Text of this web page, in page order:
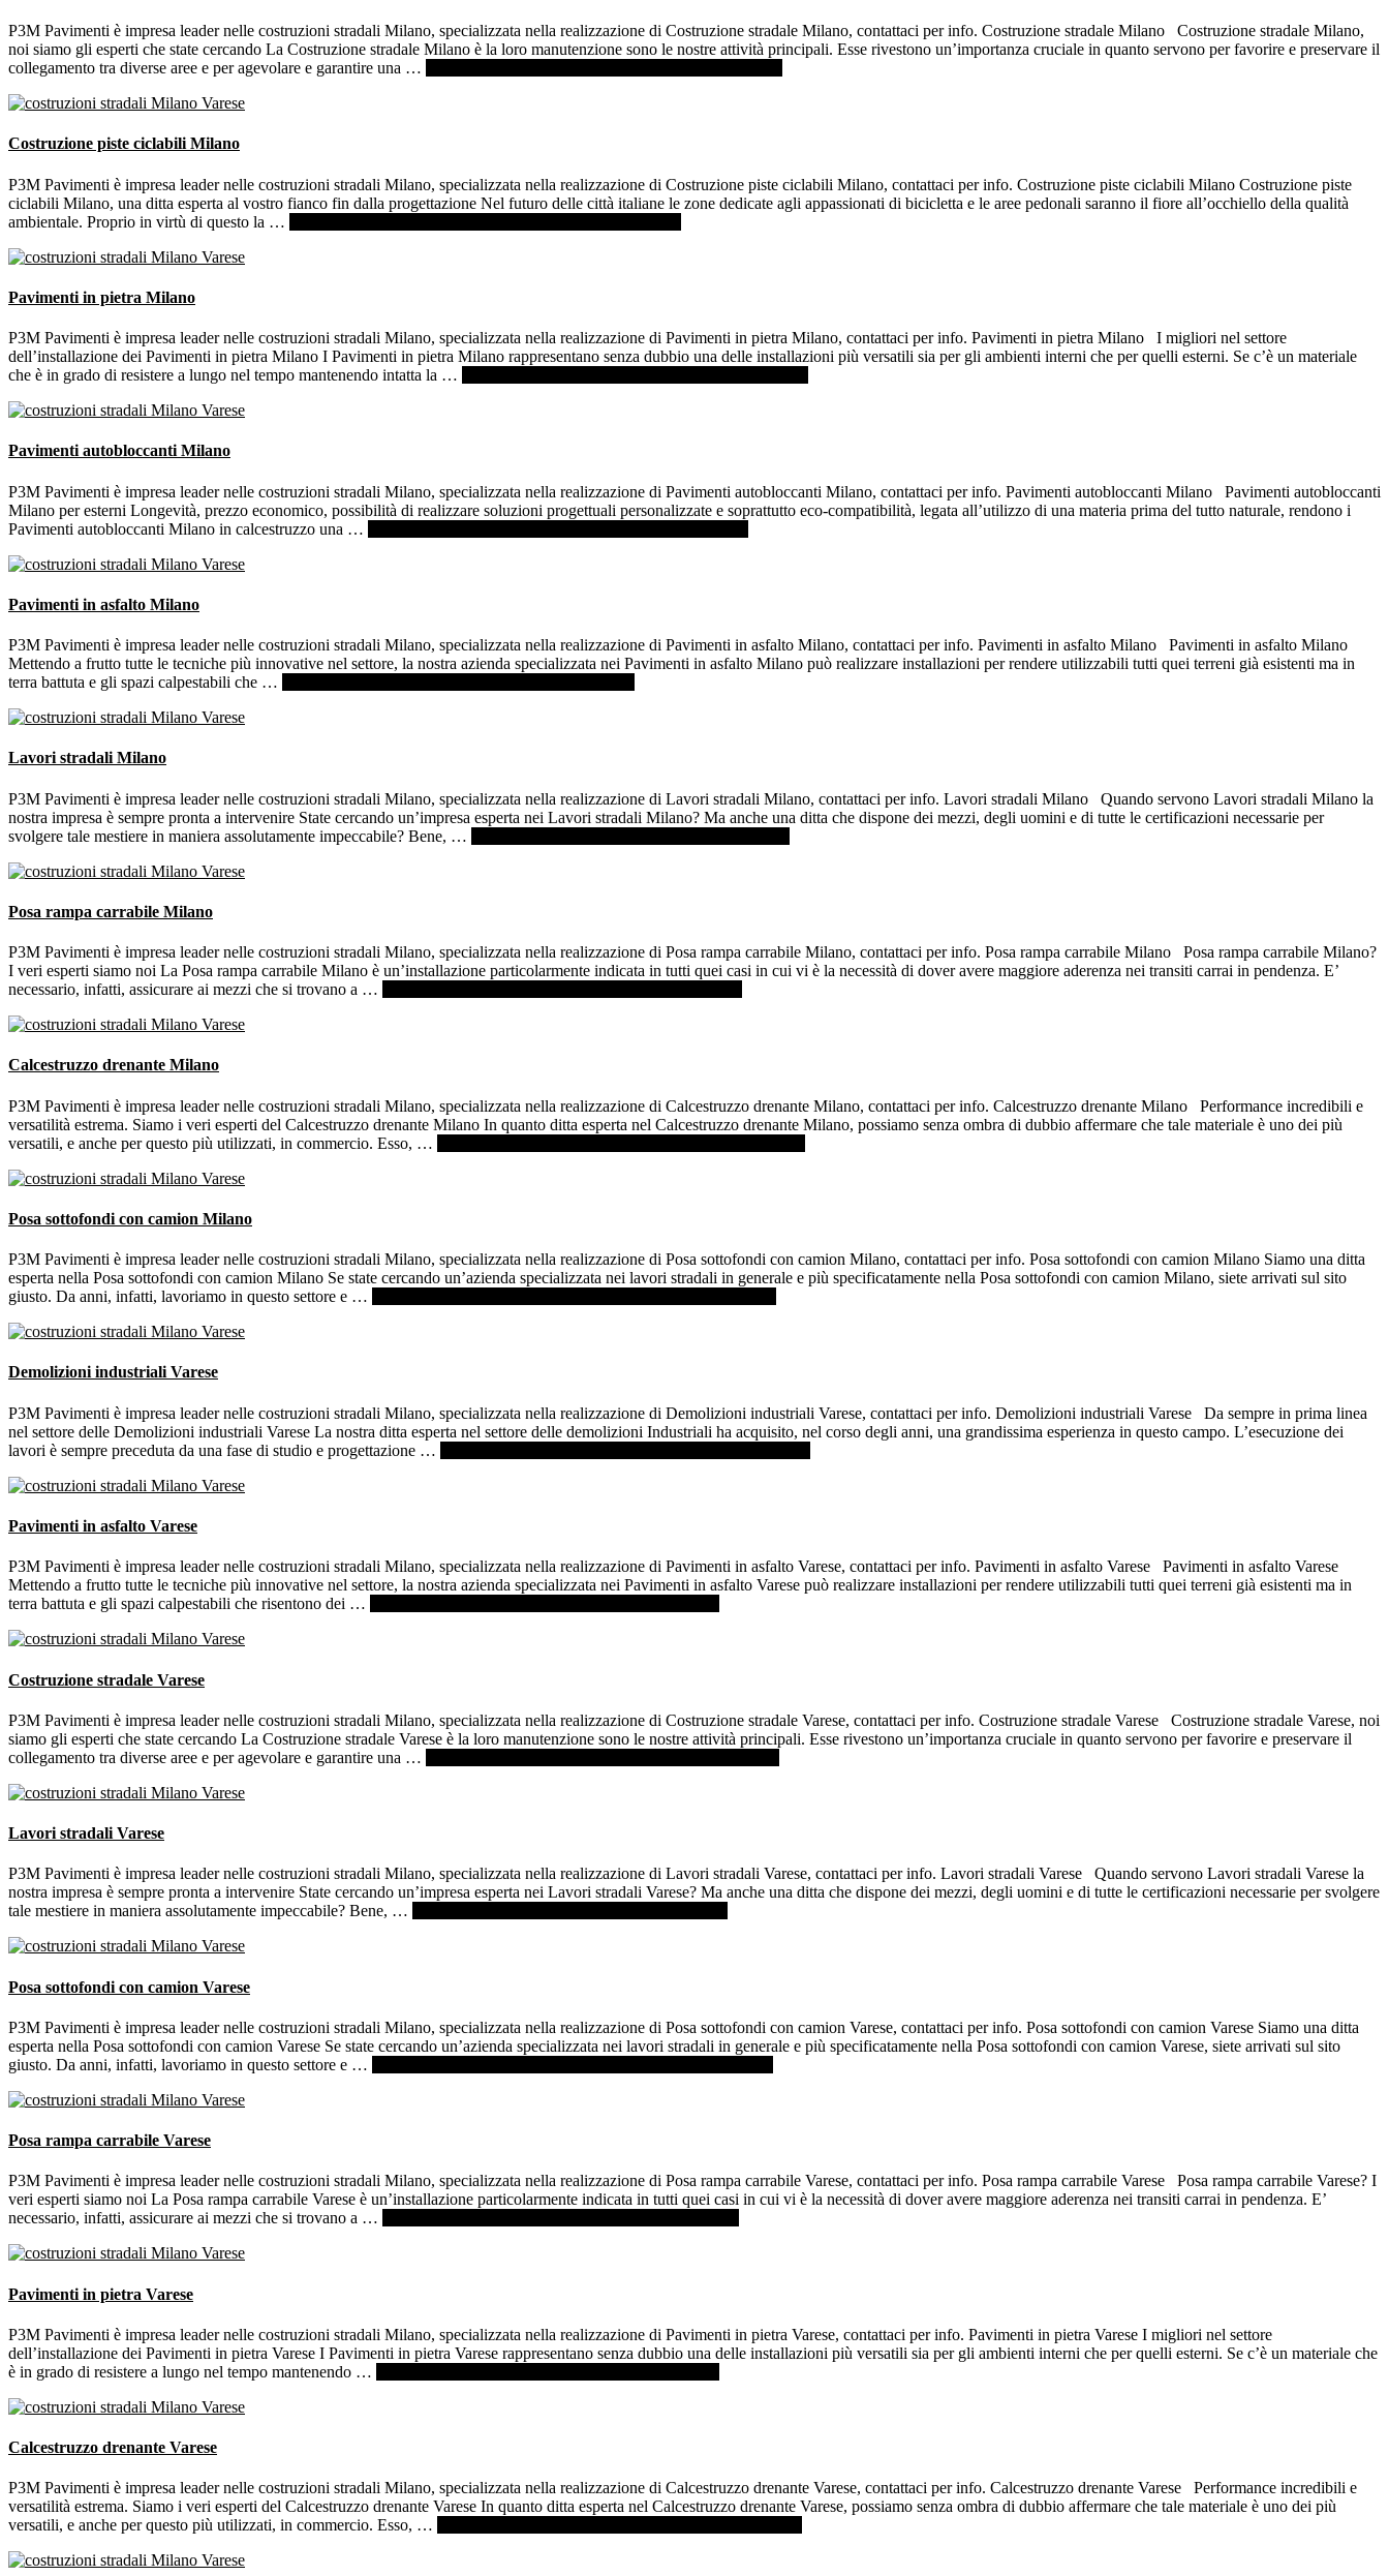
P3M Pavimenti è impresa leader nelle costruzioni stradali Milano, specializzata nella realizzazione di Costruzione stradale Milano, contattaci per info. Costruzione stradale Milano Costruzione stradale Milano,
noi siamo gli esperti che state cercando La Costruzione stradale Milano è la loro manutenzione sono le nostre attività principali. Esse rivestono un’importanza cruciale in quanto servono per favorire e preservare il
collegamento tra diverse aree e per agevolare e garantire una …
Costruzione piste ciclabili Milano
P3M Pavimenti è impresa leader nelle costruzioni stradali Milano, specializzata nella realizzazione di Costruzione piste ciclabili Milano, contattaci per info. Costruzione piste ciclabili Milano Costruzione piste
ciclabili Milano, una ditta esperta al vostro fianco fin dalla progettazione Nel futuro delle città italiane le zone dedicate agli appassionati di bicicletta e le aree pedonali saranno il fiore all’occhiello della qualità
ambientale. Proprio in virtù di questo la …
Pavimenti in pietra Milano
P3M Pavimenti è impresa leader nelle costruzioni stradali Milano, specializzata nella realizzazione di Pavimenti in pietra Milano, contattaci per info. Pavimenti in pietra Milano I migliori nel settore
dell’installazione dei Pavimenti in pietra Milano I Pavimenti in pietra Milano rappresentano senza dubbio una delle installazioni più versatili sia per gli ambienti interni che per quelli esterni. Se c’è un materiale
che è in grado di resistere a lungo nel tempo mantenendo intatta la …
Pavimenti autobloccanti Milano
P3M Pavimenti è impresa leader nelle costruzioni stradali Milano, specializzata nella realizzazione di Pavimenti autobloccanti Milano, contattaci per info. Pavimenti autobloccanti Milano Pavimenti autobloccanti
Milano per esterni Longevità, prezzo economico, possibilità di realizzare soluzioni progettuali personalizzate e soprattutto eco-compatibilità, legata all’utilizzo di una materia prima del tutto naturale, rendono i
Pavimenti autobloccanti Milano in calcestruzzo una …
Pavimenti in asfalto Milano
P3M Pavimenti è impresa leader nelle costruzioni stradali Milano, specializzata nella realizzazione di Pavimenti in asfalto Milano, contattaci per info. Pavimenti in asfalto Milano Pavimenti in asfalto Milano
Mettendo a frutto tutte le tecniche più innovative nel settore, la nostra azienda specializzata nei Pavimenti in asfalto Milano può realizzare installazioni per rendere utilizzabili tutti quei terreni già esistenti ma in
terra battuta e gli spazi calpestabili che …
Lavori stradali Milano
P3M Pavimenti è impresa leader nelle costruzioni stradali Milano, specializzata nella realizzazione di Lavori stradali Milano, contattaci per info. Lavori stradali Milano Quando servono Lavori stradali Milano la
nostra impresa è sempre pronta a intervenire State cercando un’impresa esperta nei Lavori stradali Milano? Ma anche una ditta che dispone dei mezzi, degli uomini e di tutte le certificazioni necessarie per
svolgere tale mestiere in maniera assolutamente impeccabile? Bene, …
Posa rampa carrabile Milano
P3M Pavimenti è impresa leader nelle costruzioni stradali Milano, specializzata nella realizzazione di Posa rampa carrabile Milano, contattaci per info. Posa rampa carrabile Milano Posa rampa carrabile Milano?
I veri esperti siamo noi La Posa rampa carrabile Milano è un’installazione particolarmente indicata in tutti quei casi in cui vi è la necessità di dover avere maggiore aderenza nei transiti carrai in pendenza. E’
necessario, infatti, assicurare ai mezzi che si trovano a …
Calcestruzzo drenante Milano
P3M Pavimenti è impresa leader nelle costruzioni stradali Milano, specializzata nella realizzazione di Calcestruzzo drenante Milano, contattaci per info. Calcestruzzo drenante Milano Performance incredibili e
versatilità estrema. Siamo i veri esperti del Calcestruzzo drenante Milano In quanto ditta esperta nel Calcestruzzo drenante Milano, possiamo senza ombra di dubbio affermare che tale materiale è uno dei più
versatili, e anche per questo più utilizzati, in commercio. Esso, …
Posa sottofondi con camion Milano
P3M Pavimenti è impresa leader nelle costruzioni stradali Milano, specializzata nella realizzazione di Posa sottofondi con camion Milano, contattaci per info. Posa sottofondi con camion Milano Siamo una ditta
esperta nella Posa sottofondi con camion Milano Se state cercando un’azienda specializzata nei lavori stradali in generale e più specificatamente nella Posa sottofondi con camion Milano, siete arrivati sul sito
giusto. Da anni, infatti, lavoriamo in questo settore e …
Demolizioni industriali Varese
P3M Pavimenti è impresa leader nelle costruzioni stradali Milano, specializzata nella realizzazione di Demolizioni industriali Varese, contattaci per info. Demolizioni industriali Varese Da sempre in prima linea
nel settore delle Demolizioni industriali Varese La nostra ditta esperta nel settore delle demolizioni Industriali ha acquisito, nel corso degli anni, una grandissima esperienza in questo campo. L’esecuzione dei
lavori è sempre preceduta da una fase di studio e progettazione …
Pavimenti in asfalto Varese
P3M Pavimenti è impresa leader nelle costruzioni stradali Milano, specializzata nella realizzazione di Pavimenti in asfalto Varese, contattaci per info. Pavimenti in asfalto Varese Pavimenti in asfalto Varese
Mettendo a frutto tutte le tecniche più innovative nel settore, la nostra azienda specializzata nei Pavimenti in asfalto Varese può realizzare installazioni per rendere utilizzabili tutti quei terreni già esistenti ma in
terra battuta e gli spazi calpestabili che risentono dei …
Costruzione stradale Varese
P3M Pavimenti è impresa leader nelle costruzioni stradali Milano, specializzata nella realizzazione di Costruzione stradale Varese, contattaci per info. Costruzione stradale Varese Costruzione stradale Varese, noi
siamo gli esperti che state cercando La Costruzione stradale Varese è la loro manutenzione sono le nostre attività principali. Esse rivestono un’importanza cruciale in quanto servono per favorire e preservare il
collegamento tra diverse aree e per agevolare e garantire una …
Lavori stradali Varese
P3M Pavimenti è impresa leader nelle costruzioni stradali Milano, specializzata nella realizzazione di Lavori stradali Varese, contattaci per info. Lavori stradali Varese Quando servono Lavori stradali Varese la
nostra impresa è sempre pronta a intervenire State cercando un’impresa esperta nei Lavori stradali Varese? Ma anche una ditta che dispone dei mezzi, degli uomini e di tutte le certificazioni necessarie per svolgere
tale mestiere in maniera assolutamente impeccabile? Bene, …
Posa sottofondi con camion Varese
P3M Pavimenti è impresa leader nelle costruzioni stradali Milano, specializzata nella realizzazione di Posa sottofondi con camion Varese, contattaci per info. Posa sottofondi con camion Varese Siamo una ditta
esperta nella Posa sottofondi con camion Varese Se state cercando un’azienda specializzata nei lavori stradali in generale e più specificatamente nella Posa sottofondi con camion Varese, siete arrivati sul sito
giusto. Da anni, infatti, lavoriamo in questo settore e …
Posa rampa carrabile Varese
P3M Pavimenti è impresa leader nelle costruzioni stradali Milano, specializzata nella realizzazione di Posa rampa carrabile Varese, contattaci per info. Posa rampa carrabile Varese Posa rampa carrabile Varese? I
veri esperti siamo noi La Posa rampa carrabile Varese è un’installazione particolarmente indicata in tutti quei casi in cui vi è la necessità di dover avere maggiore aderenza nei transiti carrai in pendenza. E’
necessario, infatti, assicurare ai mezzi che si trovano a …
Pavimenti in pietra Varese
P3M Pavimenti è impresa leader nelle costruzioni stradali Milano, specializzata nella realizzazione di Pavimenti in pietra Varese, contattaci per info. Pavimenti in pietra Varese I migliori nel settore
dell’installazione dei Pavimenti in pietra Varese I Pavimenti in pietra Varese rappresentano senza dubbio una delle installazioni più versatili sia per gli ambienti interni che per quelli esterni. Se c’è un materiale che
è in grado di resistere a lungo nel tempo mantenendo …
Calcestruzzo drenante Varese
P3M Pavimenti è impresa leader nelle costruzioni stradali Milano, specializzata nella realizzazione di Calcestruzzo drenante Varese, contattaci per info. Calcestruzzo drenante Varese Performance incredibili e
versatilità estrema. Siamo i veri esperti del Calcestruzzo drenante Varese In quanto ditta esperta nel Calcestruzzo drenante Varese, possiamo senza ombra di dubbio affermare che tale materiale è uno dei più
versatili, e anche per questo più utilizzati, in commercio. Esso, …